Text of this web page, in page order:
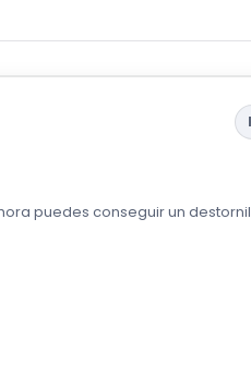
puedes conseguir un